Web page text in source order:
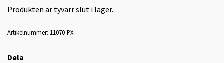
Produkten är tyvärr slut i lager.
Artikelnummer: 11070-PX
Dela